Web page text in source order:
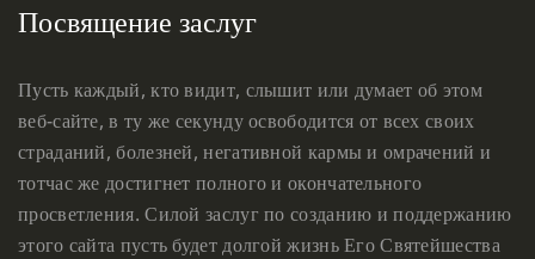
Посвящение заслуг
Пусть каждый, кто видит, слышит или думает об этом
веб-сайте, в ту же секунду освободится от всех своих
страданий, болезней, негативной кармы и омрачений и
тотчас же достигнет полного и окончательного
просветления. Силой заслуг по созданию и поддержанию
этого сайта пусть будет долгой жизнь Его Святейшества